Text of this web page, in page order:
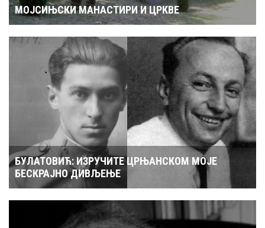
МОЈСИЊСКИ МАНАСТИРИ И ЦРКВЕ
БУЛАТОВИЋ: ИЗРУЧИТЕ ЦРЊАНСКОМ МОЈЕ
БЕСКРАЈНО ДИВЉЕЊЕ